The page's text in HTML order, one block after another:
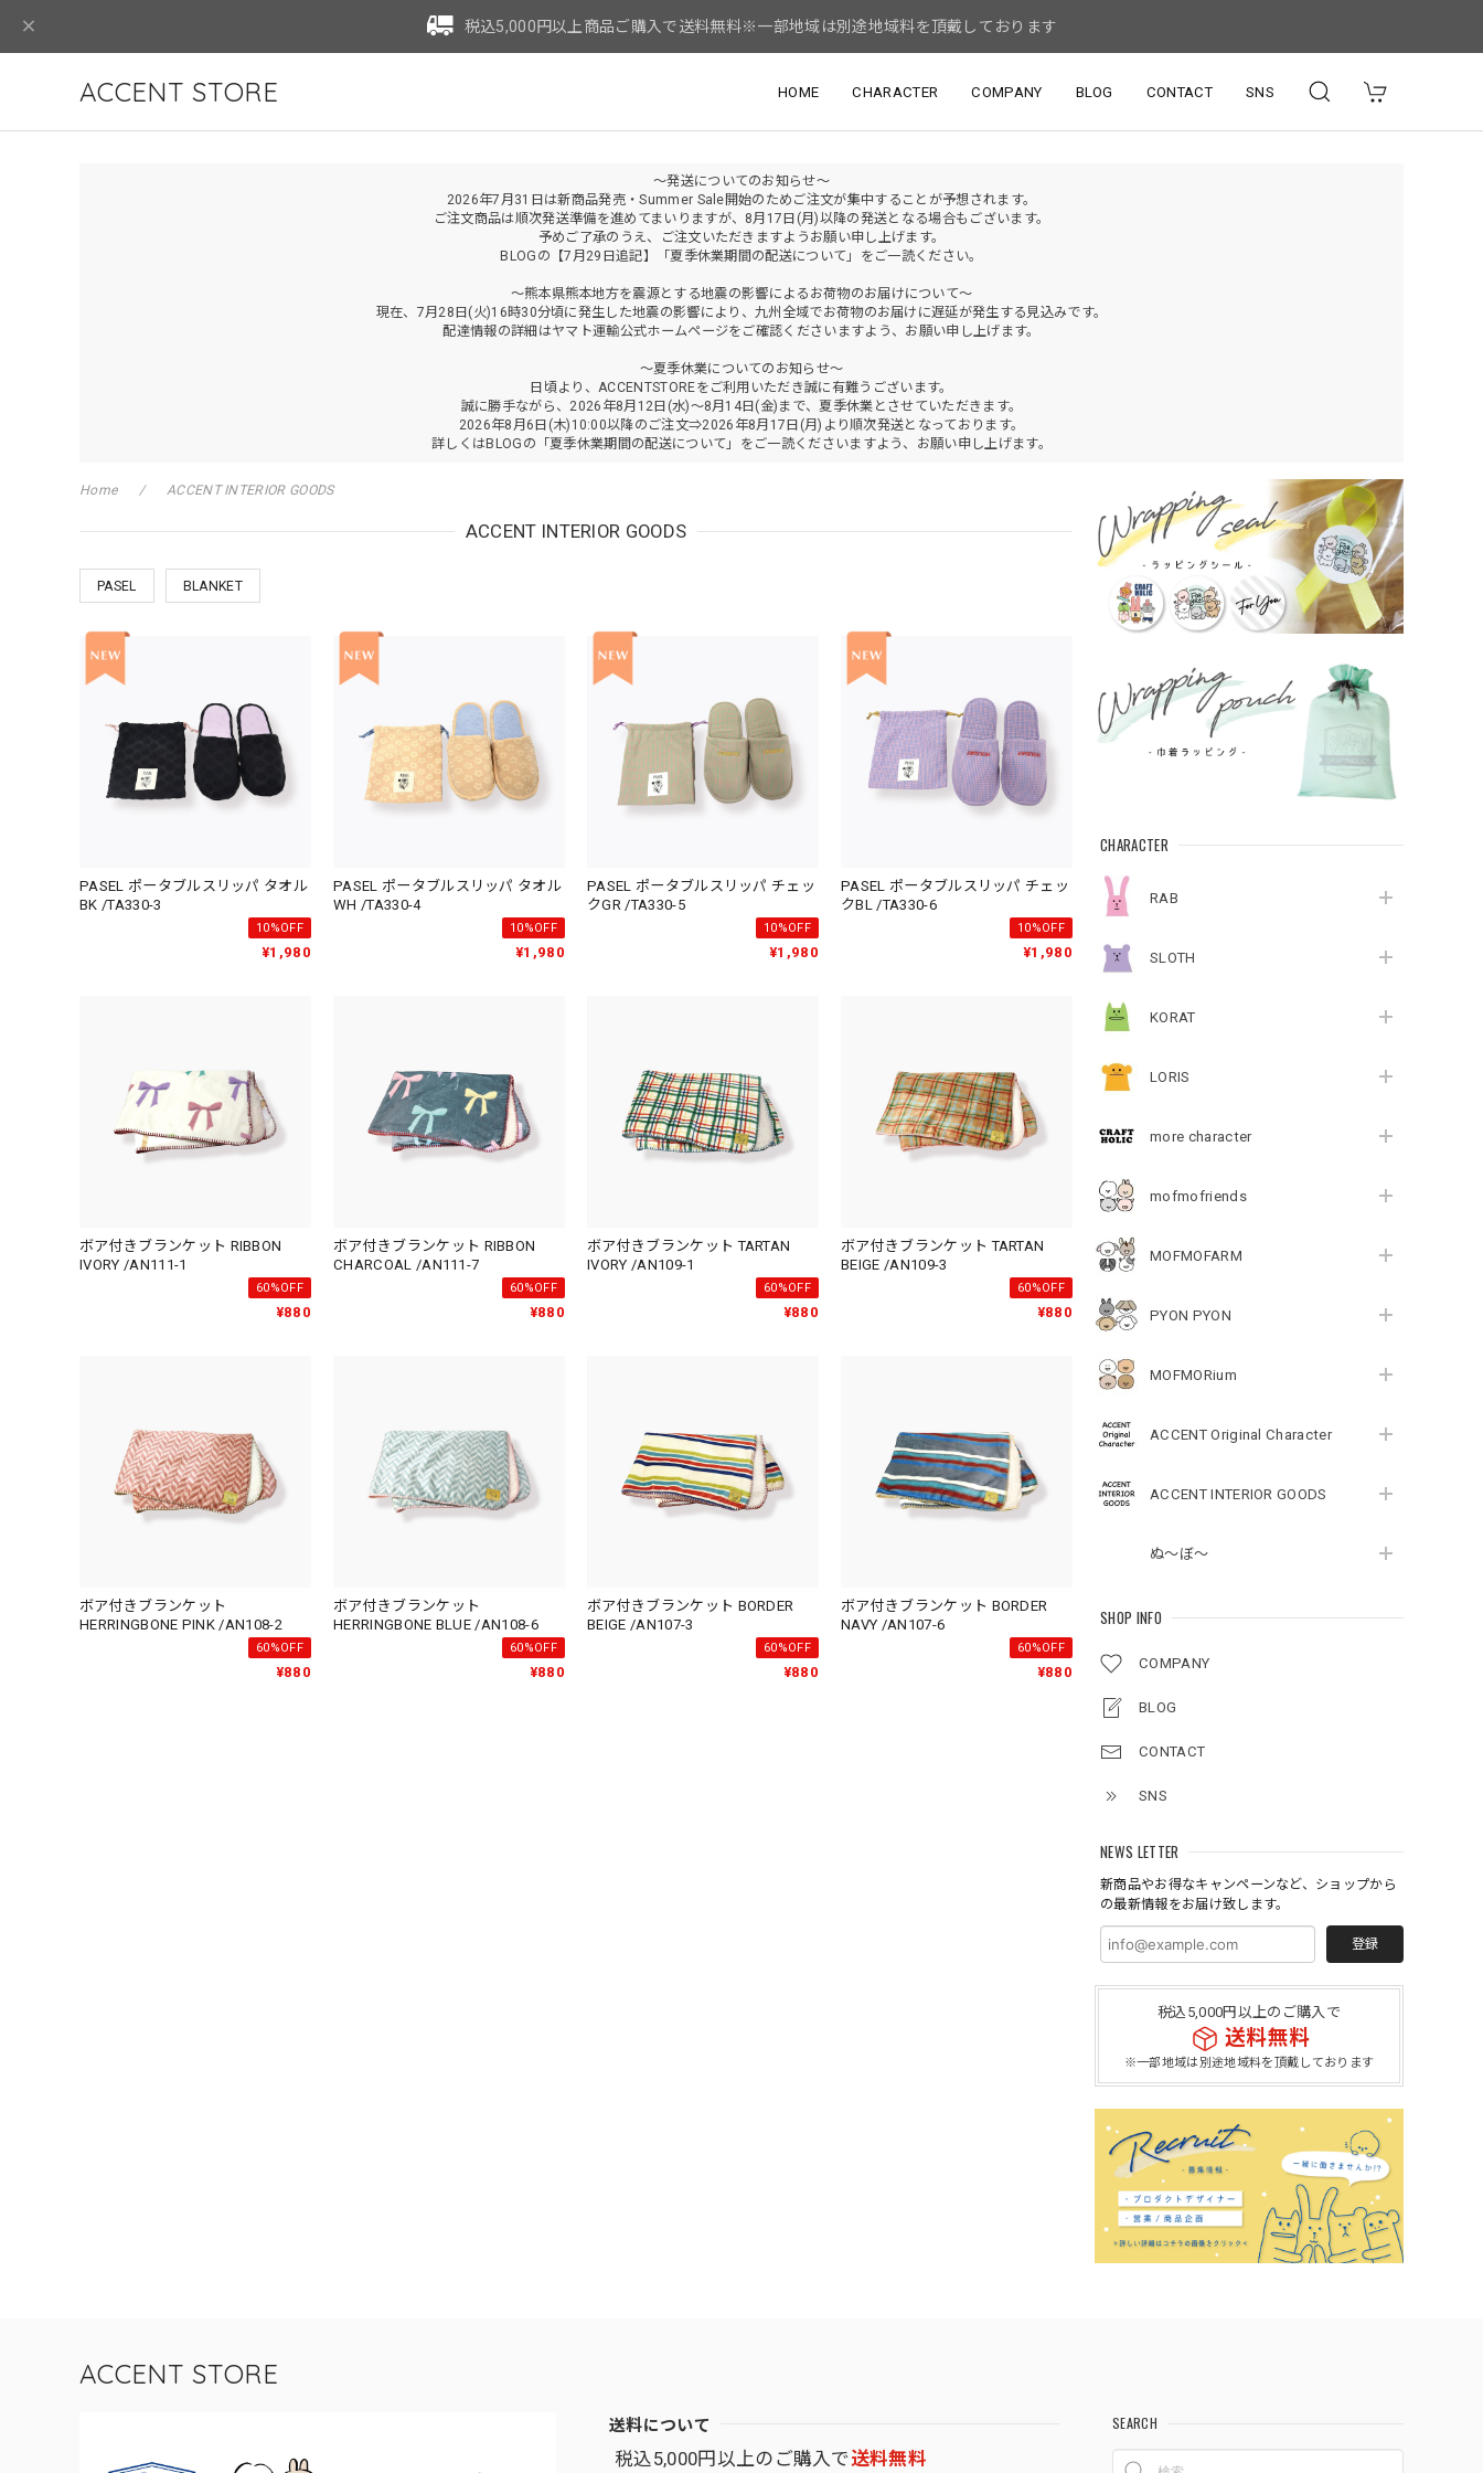
税込5,000円以上商品ご購入で送料無料※一部地域は別途地域料を頂戴しております
ACCENT STORE HOME CHARACTER COMPANY BLOG CONTACT SNS
～発送についてのお知らせ～
2026年7月31日は新商品発売・Summer Sale開始のためご注文が集中することが予想されます。
ご注文商品は順次発送準備を進めてまいりますが、8月17日(月)以降の発送となる場合もございます。
予めご了承のうえ、ご注文いただきますようお願い申し上げます。
BLOGの【7月29日追記】「夏季休業期間の配送について」をご一読ください。
～熊本県熊本地方を震源とする地震の影響によるお荷物のお届けについて～
現在、7月28日(火)16時30分頃に発生した地震の影響により、九州全域でお荷物のお届けに遅延が発生する見込みです。
配達情報の詳細はヤマト運輸公式ホームページをご確認くださいますよう、お願い申し上げます。
～夏季休業についてのお知らせ～
日頃より、ACCENTSTOREをご利用いただき誠に有難うございます。
誠に勝手ながら、2026年8月12日(水)～8月14日(金)まで、夏季休業とさせていただきます。
2026年8月6日(木)10:00以降のご注文⇒2026年8月17日(月)より順次発送となっております。
詳しくはBLOGの「夏季休業期間の配送について」をご一読くださいますよう、お願い申し上げます。
CHARACTER
RAB
SLOTH
KORAT
LORIS
more character
mofmofriends
MOFMOFARM
PYON PYON
MOFMORium
ACCENT Original Character
ACCENT INTERIOR GOODS
ぬ～ぼ～
SHOP INFO
COMPANY
BLOG
CONTACT
SNS
NEWS LETTER
新商品やお得なキャンペーンなど、ショップから
の最新情報をお届け致します。
登録
税込5,000円以上のご購入で
送料無料
※一部地域は別途地域料を頂戴しております
Home ACCENT INTERIOR GOODS
ACCENT INTERIOR GOODS
PASEL BLANKET
PASEL ポータブルスリッパ タオル
BK /TA330-3
10%OFF
¥1,980
PASEL ポータブルスリッパ タオル
WH /TA330-4
10%OFF
¥1,980
PASEL ポータブルスリッパ チェッ
クGR /TA330-5
10%OFF
¥1,980
PASEL ポータブルスリッパ チェッ
クBL /TA330-6
10%OFF
¥1,980
ボア付きブランケット RIBBON
IVORY /AN111-1
60%OFF
¥880
ボア付きブランケット RIBBON
CHARCOAL /AN111-7
60%OFF
¥880
ボア付きブランケット TARTAN
IVORY /AN109-1
60%OFF
¥880
ボア付きブランケット TARTAN
BEIGE /AN109-3
60%OFF
¥880
ボア付きブランケット
HERRINGBONE PINK /AN108-2
60%OFF
¥880
ボア付きブランケット
HERRINGBONE BLUE /AN108-6
60%OFF
¥880
ボア付きブランケット BORDER
BEIGE /AN107-3
60%OFF
¥880
ボア付きブランケット BORDER
NAVY /AN107-6
60%OFF
¥880
ACCENT STORE
送料について
税込5,000円以上のご購入で送料無料
SEARCH